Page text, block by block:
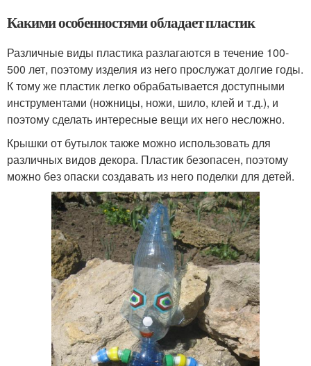
Какими особенностями обладает пластик
Различные виды пластика разлагаются в течение 100-
500 лет, поэтому изделия из него прослужат долгие годы.
К тому же пластик легко обрабатывается доступными
инструментами (ножницы, ножи, шило, клей и т.д.), и
поэтому сделать интересные вещи их него несложно.
Крышки от бутылок также можно использовать для
различных видов декора. Пластик безопасен, поэтому
можно без опаски создавать из него поделки для детей.